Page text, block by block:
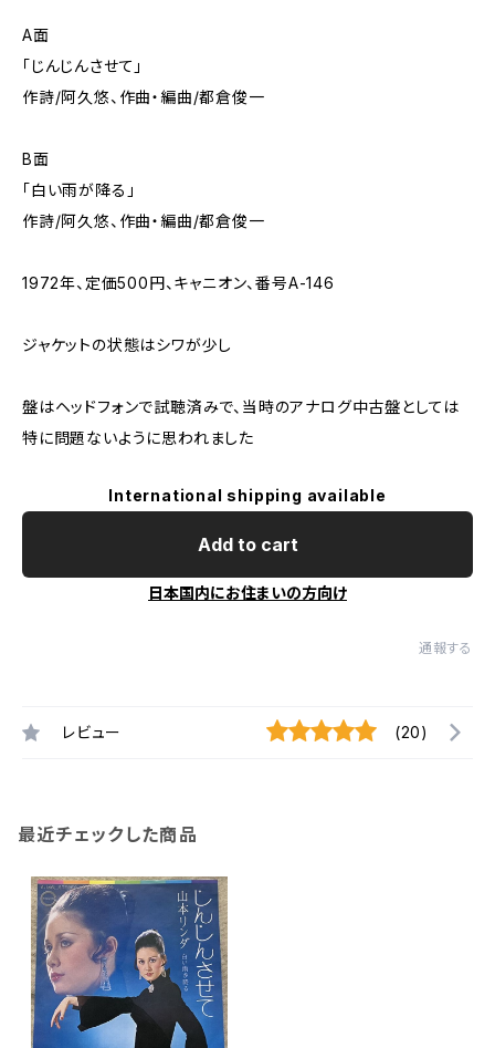
A面
「じんじんさせて」
作詩/阿久悠、作曲・編曲/都倉俊一
B面
「白い雨が降る」
作詩/阿久悠、作曲・編曲/都倉俊一
1972年、定価500円、キャニオン、番号A-146
ジャケットの状態はシワが少し
盤はヘッドフォンで試聴済みで、当時のアナログ中古盤としては
特に問題ないように思われました
International shipping available
Add to cart
日本国内にお住まいの方向け
通報する
レビュー (20)
最近チェックした商品